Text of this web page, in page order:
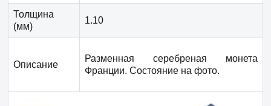
Толщина
(мм)
1.10
Описание
Разменная серебреная монета
Франции. Состояние на фото.